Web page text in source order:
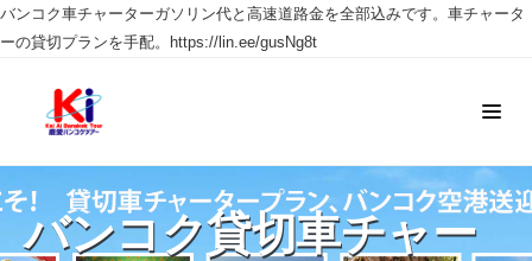
バンコク車チャーターガソリン代と高速道路金を全部込みです。車チャータ
ーの貸切プランを手配。https://lin.ee/gusNg8t
バンコク貸切車チャー